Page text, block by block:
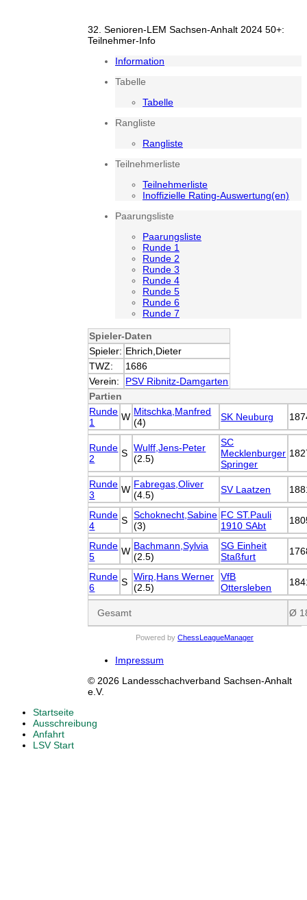
32. Senioren-LEM Sachsen-Anhalt 2024 50+:
Teilnehmer-Info
Information
Tabelle
Tabelle
Rangliste
Rangliste
Teilnehmerliste
Teilnehmerliste
Inoffizielle Rating-Auswertung(en)
Paarungsliste
Paarungsliste
Runde 1
Runde 2
Runde 3
Runde 4
Runde 5
Runde 6
Runde 7
Spieler-Daten
Spieler: Ehrich,Dieter
TWZ:
1686
Verein:
PSV Ribnitz-Damgarten
Partien
Runde
1
W Mitschka,Manfred
(4)
SK Neuburg
Runde
2
S Wulff,Jens-Peter
(2.5)
SC
Mecklenburger
Springer
Runde
3
W Fabregas,Oliver
(4.5)
SV Laatzen
Runde
4
S Schoknecht,Sabine
(3)
FC ST.Pauli
1910 SAbt
Runde
5
W Bachmann,Sylvia
(2.5)
SG Einheit
Staßfurt
Runde
6
S Wirp,Hans Werner
(2.5)
VfB
Ottersleben
Gesamt Ø
Powered by ChessLeagueManager
Impressum
© 2026 Landesschachverband Sachsen-Anhalt
e.V.
Startseite
Ausschreibung
Anfahrt
LSV Start